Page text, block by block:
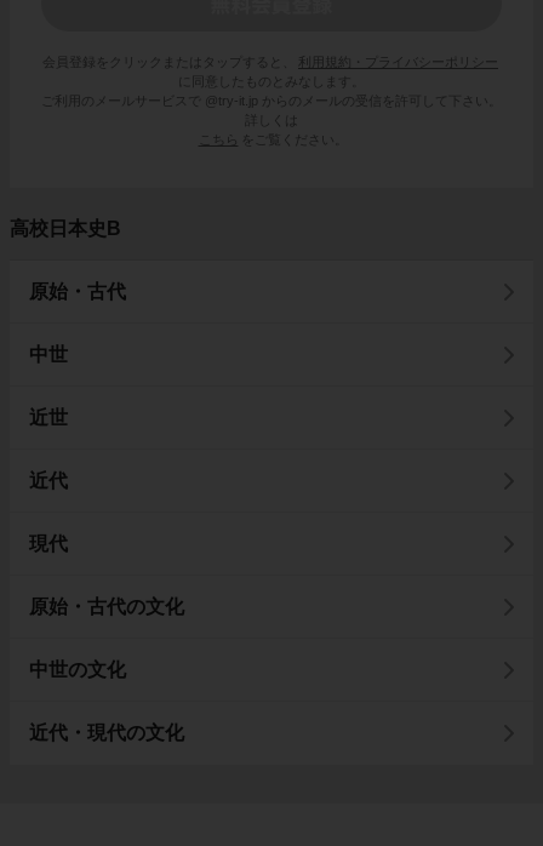
会員登録をクリックまたはタップすると、
利用規約・プライバシーポリシー
に同意したものとみなします。
ご利用のメールサービスで @try-it.jp からのメールの受信を許可して下さい。
詳しくは
こちら
をご覧ください。
高校日本史B
原始・古代
中世
近世
近代
現代
原始・古代の文化
中世の文化
近代・現代の文化